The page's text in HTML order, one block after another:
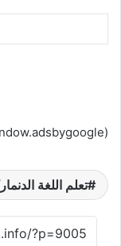
(adsbygoogle = window.adsbygoogle || []).push({});
تعلم اللغة